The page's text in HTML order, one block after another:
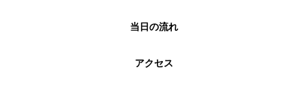
当日の流れ
アクセス